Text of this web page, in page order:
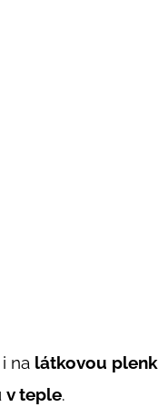
na látkovou
v teple.